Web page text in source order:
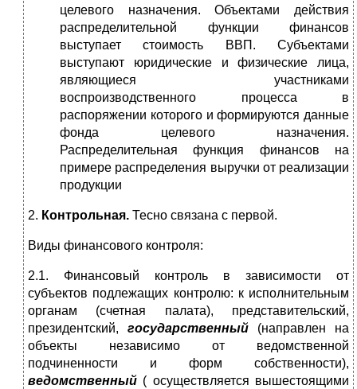
целевого назначения. Объектами действия
распределительной функции финансов
выступает стоимость ВВП. Субъектами
выступают юридические и физические лица,
являющиеся участниками
воспроизводственного процесса в
распоряжении которого и формируются данные
фонда целевого назначения.
Распределительная функция финансов на
примере распределения выручки от реализации
продукции
2. Контрольная. Тесно связана с первой.
Виды финансового контроля:
2.1. Финансовый контроль в зависимости от
субъектов подлежащих контролю: к исполнительным
органам (счетная палата), представительский,
президентский, государственный (направлен на
объекты независимо от ведомственной
подчиненности и форм собственности),
ведомственный ( осуществляется вышестоящими